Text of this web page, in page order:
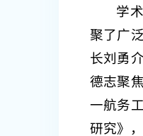
学
聚了广
长刘勇
德志聚
一航务
研究》